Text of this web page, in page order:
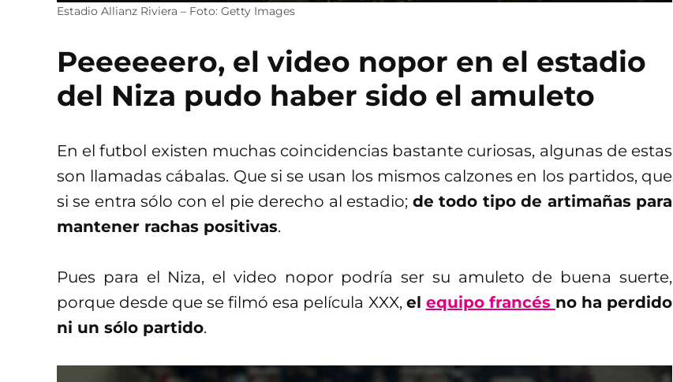
Estadio Allianz Riviera – Foto: Getty Images
Peeeeeero, el video nopor en el estadio
del Niza pudo haber sido el amuleto
En el futbol existen muchas coincidencias bastante curiosas, algunas de estas
son llamadas cábalas. Que si se usan los mismos calzones en los partidos, que
si se entra sólo con el pie derecho al estadio; de todo tipo de artimañas para
mantener rachas positivas.
Pues para el Niza, el video nopor podría ser su amuleto de buena suerte,
porque desde que se filmó esa película XXX, el equipo francés no ha perdido
ni un sólo partido.